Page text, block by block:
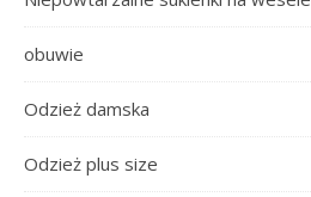
obuwie
Odzież damska
Odzież plus size